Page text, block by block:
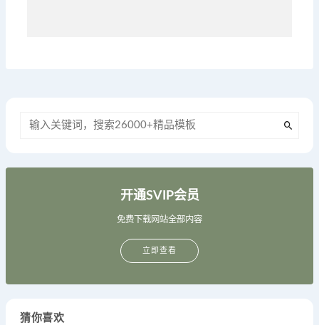
开通SVIP会员
免费下载网站全部内容
立即查看
猜你喜欢